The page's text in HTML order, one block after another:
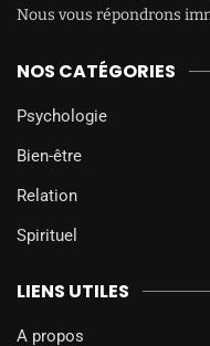
Nous vous répondrons
NOS CATÉGORIES
Psychologie
Bien-être
Relation
Spirituel
LIENS UTILES
A propos